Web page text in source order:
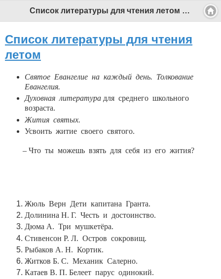
Список литературы для чтения летом - Профессиональный педагог
Список литературы для чтения
летом
Святое Евангелие на каждый день. Толкование
Евангелия.
Духовная литература для среднего школьного
возраста.
Жития святых.
Усвоить житие своего святого.
– Что ты можешь взять для себя из его жития?
Жюль Верн Дети капитана Гранта.
Долинина Н. Г. Честь и достоинство.
Дюма А. Три мушкетёра.
Стивенсон Р. Л. Остров сокровищ.
Рыбаков А. Н. Кортик.
Житков Б. С. Механик Салерно.
Катаев В. П. Белеет парус одинокий.